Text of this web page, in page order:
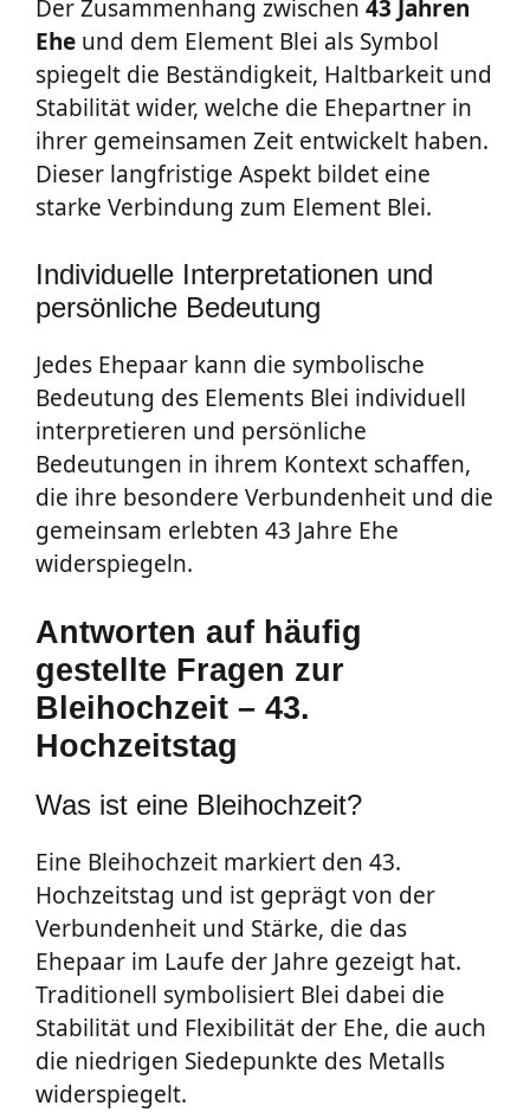
Der Zusammenhang zwischen 43 Jahren
Ehe und dem Element Blei als Symbol
spiegelt die Beständigkeit, Haltbarkeit und
Stabilität wider, welche die Ehepartner in
ihrer gemeinsamen Zeit entwickelt haben.
Dieser langfristige Aspekt bildet eine
starke Verbindung zum Element Blei.
Individuelle Interpretationen und
persönliche Bedeutung
Jedes Ehepaar kann die symbolische
Bedeutung des Elements Blei individuell
interpretieren und persönliche
Bedeutungen in ihrem Kontext schaffen,
die ihre besondere Verbundenheit und die
gemeinsam erlebten 43 Jahre Ehe
widerspiegeln.
Antworten auf häufig
gestellte Fragen zur
Bleihochzeit – 43.
Hochzeitstag
Was ist eine Bleihochzeit?
Eine Bleihochzeit markiert den 43.
Hochzeitstag und ist geprägt von der
Verbundenheit und Stärke, die das
Ehepaar im Laufe der Jahre gezeigt hat.
Traditionell symbolisiert Blei dabei die
Stabilität und Flexibilität der Ehe, die auch
die niedrigen Siedepunkte des Metalls
widerspiegelt.